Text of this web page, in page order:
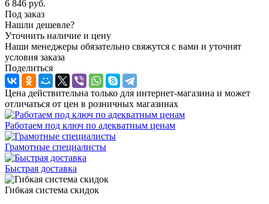
6 846 руб.
Под заказ
Нашли дешевле?
Уточнить наличие и цену
Наши менеджеры обязательно свяжутся с вами и уточнят
условия заказа
Поделиться
Цена действительна только для интернет-магазина и может
отличаться от цен в розничных магазинах
Работаем под ключ по адекватным ценам
Грамотные специалисты
Быстрая доставка
Гибкая система скидок